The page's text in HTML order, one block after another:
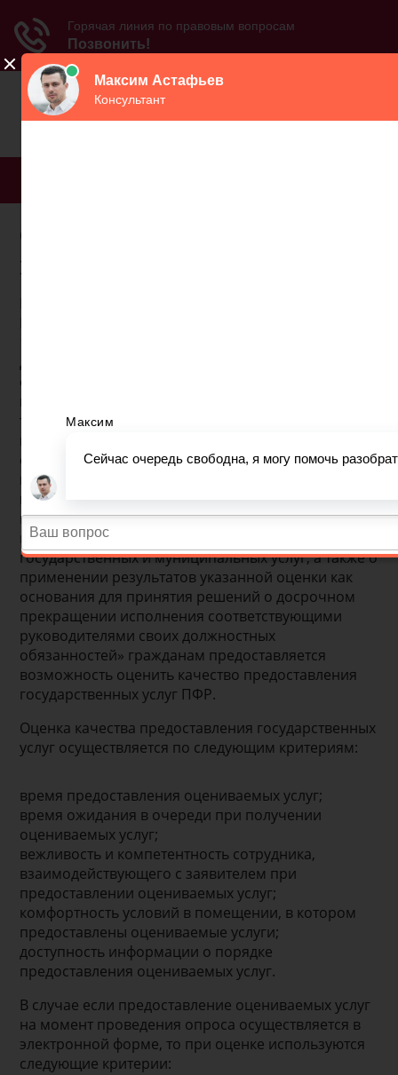
Система качества в
пенсионном фонде
деятельности руководителей территориальных
органов федеральных органов исполнительной
власти (их структурных подразделений) и
территориальных органов государственных
внебюджетных фондов (их региональных
отделений) с учетом качества предоставления
государственных услуг, руководителей
многофункциональных центров предоставления
государственных и муниципальных услуг с учетом
качества организации предоставления
государственных и муниципальных услуг, а также о
применении результатов указанной оценки как
основания для принятия решений о досрочном
прекращении исполнения соответствующими
руководителями своих должностных
обязанностей» гражданам предоставляется
возможность оценить качество предоставления
государственных услуг ПФР.
Оценка качества предоставления государственных
услуг осуществляется по следующим критериям:
время предоставления оцениваемых услуг;
время ожидания в очереди при получении
оцениваемых услуг;
вежливость и компетентность сотрудника,
взаимодействующего с заявителем при
предоставлении оцениваемых услуг;
комфортность условий в помещении, в котором
предоставлены оцениваемые услуги;
доступность информации о порядке
предоставления оцениваемых услуг.
В случае если предоставление оцениваемых услуг
на момент проведения опроса осуществляется в
электронной форме, то при оценке используются
следующие критерии: